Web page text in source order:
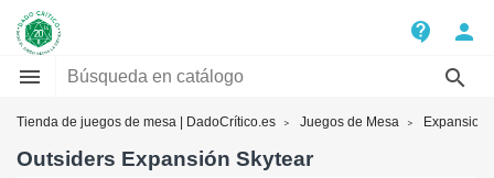
contact_support
person


Tienda de juegos de mesa | DadoCrítico.es Juegos de Mesa
Outsiders Expansión Skytear